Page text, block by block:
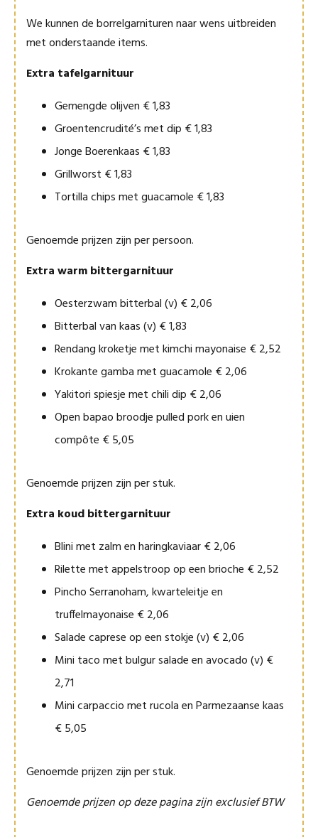
We kunnen de borrelgarnituren naar wens uitbreiden
met onderstaande items.
Extra tafelgarnituur
Gemengde olijven € 1,83
Groentencrudité’s met dip € 1,83
Jonge Boerenkaas € 1,83
Grillworst € 1,83
Tortilla chips met guacamole € 1,83
Genoemde prijzen zijn per persoon.
Extra warm bittergarnituur
Oesterzwam bitterbal (v) € 2,06
Bitterbal van kaas (v) € 1,83
Rendang kroketje met kimchi mayonaise € 2,52
Krokante gamba met guacamole € 2,06
Yakitori spiesje met chili dip € 2,06
Open bapao broodje pulled pork en uien
compôte € 5,05
Genoemde prijzen zijn per stuk.
Extra koud bittergarnituur
Blini met zalm en haringkaviaar € 2,06
Rilette met appelstroop op een brioche € 2,52
Pincho Serranoham, kwarteleitje en
truffelmayonaise € 2,06
Salade caprese op een stokje (v) € 2,06
Mini taco met bulgur salade en avocado (v) €
2,71
Mini carpaccio met rucola en Parmezaanse kaas
€ 5,05
Genoemde prijzen zijn per stuk.
Genoemde prijzen op deze pagina zijn exclusief BTW